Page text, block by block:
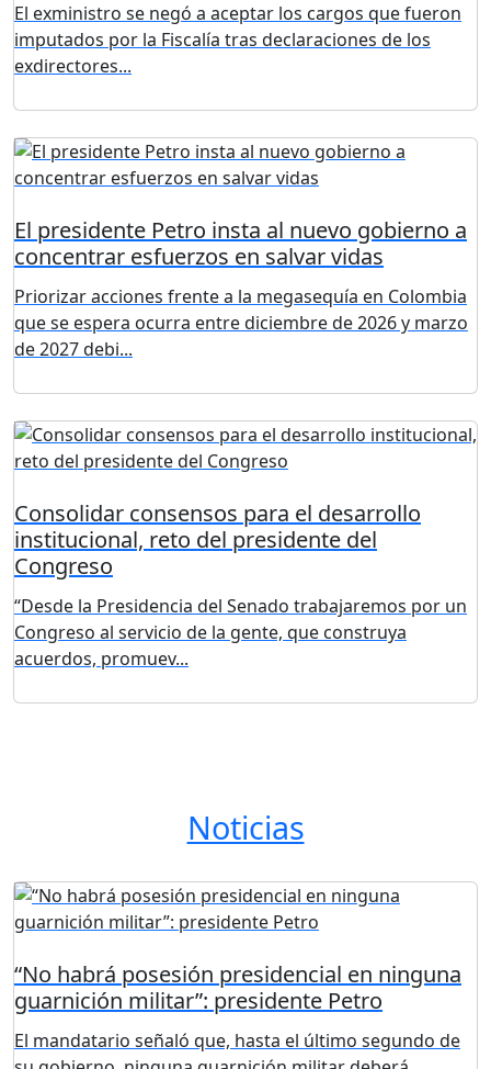
El exministro se negó a aceptar los cargos que fueron
imputados por la Fiscalía tras declaraciones de los
exdirectores...
El presidente Petro insta al nuevo gobierno a
concentrar esfuerzos en salvar vidas
Priorizar acciones frente a la megasequía en Colombia
que se espera ocurra entre diciembre de 2026 y marzo
de 2027 debi...
Consolidar consensos para el desarrollo
institucional, reto del presidente del
Congreso
“Desde la Presidencia del Senado trabajaremos por un
Congreso al servicio de la gente, que construya
acuerdos, promuev...
Noticias
“No habrá posesión presidencial en ninguna
guarnición militar”: presidente Petro
El mandatario señaló que, hasta el último segundo de